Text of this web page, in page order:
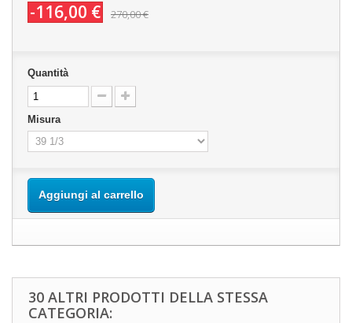
-116,00 € 270,00 €
Quantità
Misura
Aggiungi al carrello
30 ALTRI PRODOTTI DELLA STESSA
CATEGORIA: